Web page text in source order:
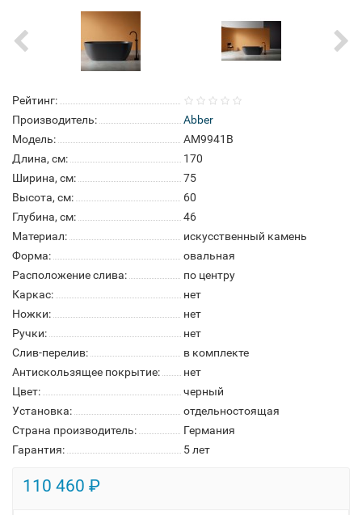
Рейтинг:
Производитель:
Abber
Модель:
AM9941B
Длина, см:
170
Ширина, см:
75
Высота, см:
60
Глубина, см:
46
Материал:
искусственный камень
Форма:
овальная
Расположение слива:
по центру
Каркас:
нет
Ножки:
нет
Ручки:
нет
Слив-перелив:
в комплекте
Антискользящее покрытие:
нет
Цвет:
черный
Установка:
отдельностоящая
Страна производитель:
Германия
Гарантия:
5 лет
110 460 ₽